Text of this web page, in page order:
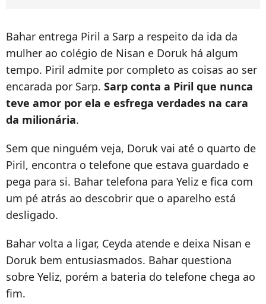
Bahar entrega Piril a Sarp a respeito da ida da
mulher ao colégio de Nisan e Doruk há algum
tempo. Piril admite por completo as coisas ao ser
encarada por Sarp. Sarp conta a Piril que nunca
teve amor por ela e esfrega verdades na cara
da milionária.
Sem que ninguém veja, Doruk vai até o quarto de
Piril, encontra o telefone que estava guardado e
pega para si. Bahar telefona para Yeliz e fica com
um pé atrás ao descobrir que o aparelho está
desligado.
Bahar volta a ligar, Ceyda atende e deixa Nisan e
Doruk bem entusiasmados. Bahar questiona
sobre Yeliz, porém a bateria do telefone chega ao
fim.